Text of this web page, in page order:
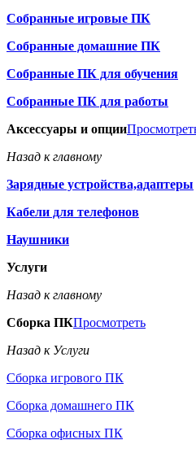
Собранные игровые ПК
Собранные домашние ПК
Собранные ПК для обучения
Собранные ПК для работы
Аксессуары и опции
Назад к главному
Зарядные устройства,адаптеры
Кабели для телефонов
Наушники
Услуги
Назад к главному
Сборка ПКПросмотреть
Назад к Услуги
Сборка игрового ПК
Сборка домашнего ПК
Сборка офисных ПК